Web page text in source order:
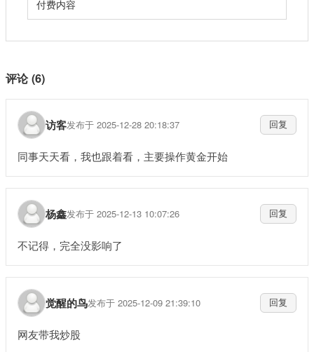
付费内容
评论 (6)
访客发布于 2025-12-28 20:18:37 回复
同事天天看，我也跟着看，主要操作黄金开始
杨鑫发布于 2025-12-13 10:07:26 回复
不记得，完全没影响了
觉醒的鸟发布于 2025-12-09 21:39:10 回复
网友带我炒股